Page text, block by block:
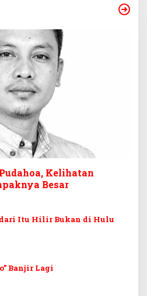
Kelihatan
Besar
Itu Hilir Bukan di Hulu
Banjir Lagi